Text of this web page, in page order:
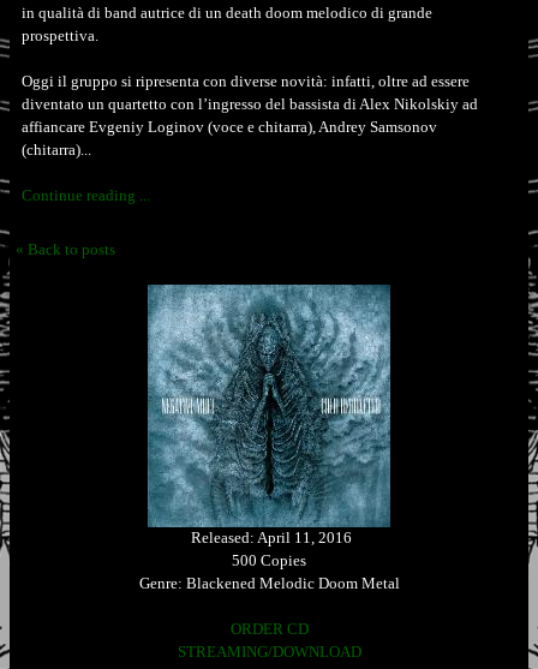
in qualità di band autrice di un death doom melodico di grande
prospettiva.
Oggi il gruppo si ripresenta con diverse novità: infatti, oltre ad essere
diventato un quartetto con l’ingresso del bassista di Alex Nikolskiy ad
affiancare Evgeniy Loginov (voce e chitarra), Andrey Samsonov
(chitarra)...
Continue reading ...
« Back to posts
Released: April 11, 2016
500 Copies
Genre: Blackened Melodic Doom Metal
ORDER CD
STREAMING/DOWNLOAD